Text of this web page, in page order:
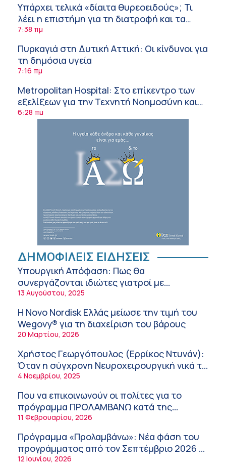
Υπάρχει τελικά «δίαιτα θυρεοειδούς»; Τι
λέει η επιστήμη για τη διατροφή και τα
συμπληρώματα
7:38 πμ
Πυρκαγιά στη Δυτική Αττική: Οι κίνδυνοι για
τη δημόσια υγεία
7:16 πμ
Metropolitan Hospital: Στο επίκεντρο των
εξελίξεων για την Τεχνητή Νοημοσύνη και
την Ογκολογία
6:28 πμ
Παύλος Γιαννακόπουλος – ΒΙΑΝΕΞ
Στέλιος Λιανός – INTERAMERICAN / Αθηναϊκή
Άδ. Γεωργιάδης για την παραλαβή 7
ασθενοφόρων του ΕΚΑΒ και τα εγκαίνια του
ΚΥ Σοφάδων
5:04 πμ
Πόσο μας επηρεάζει ο ύπνος με ανεμιστήρα
ή air-condition το καλοκαίρι
11:34 πμ
Randy Schekman, Νομπελίστας Ιατρικής:
«Σε πέντε χρόνια μπορεί να έχουμε
θεραπεία που αναστέλλει την εξέλιξη του
Πάρκινσον»
9:24 πμ
Αντώνης Βουκλαρής – «ΕΡΡΙΚΟΣ ΝΤΥΝΑΝ»
9:18 πμ
Πώς να προλάβετε και να αντιμετωπίσετε τη
διάρροια των ταξιδιωτών
8:30 πμ
Ευμενής Καραφυλλίδης (Metropolitan
General): Γιατί η διατροφή πρέπει να
καθοδηγείται από κλινικό διαιτολόγο;
7:37 πμ
Ιωάννης Μπολέτης – ΩΝΑΣΕΙΟ
5:42 πμ
ΔΗΜΟΦΙΛΕΙΣ ΕΙΔΗΣΕΙΣ
Υπουργική Απόφαση: Πως θα
συνεργάζονται ιδιώτες γιατροί με
νοσοκομεία του δημοσίου συστήματος
13 Αυγούστου, 2025
Η Novo Nordisk Ελλάς μείωσε την τιμή του
Wegovy® για τη διαχείριση του βάρους
20 Μαρτίου, 2026
Χρήστος Γεωργόπουλος (Ερρίκος Ντυνάν):
Όταν η σύγχρονη Νευροχειρουργική νικά το
φόβο!
4 Νοεμβρίου, 2025
Που να επικοινωνούν οι πολίτες για το
πρόγραμμα ΠΡΟΛΑΜΒΑΝΩ κατά της
παχυσαρκίας
11 Φεβρουαρίου, 2026
Πρόγραμμα «Προλαμβάνω»: Νέα φάση του
προγράμματος από τον Σεπτέμβριο 2026 –
Δωρεάν προληπτικές εξετάσεις έως το
12 Ιουνίου, 2026